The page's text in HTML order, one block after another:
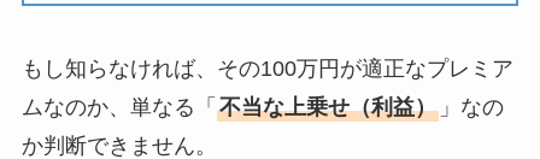
もし知らなければ、その100万円が適正なプレミア
ムなのか、単なる「 不当な上乗せ（利益）」なの
か判断できません。